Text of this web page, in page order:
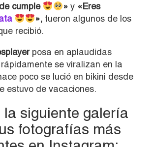
cumple
» y «Eres
», fueron algunos de los
recibió.
posa en aplaudidas
se viralizan en la
poco se lució en bikini desde
estuvo de vacaciones.
la siguiente galería
fotografías más